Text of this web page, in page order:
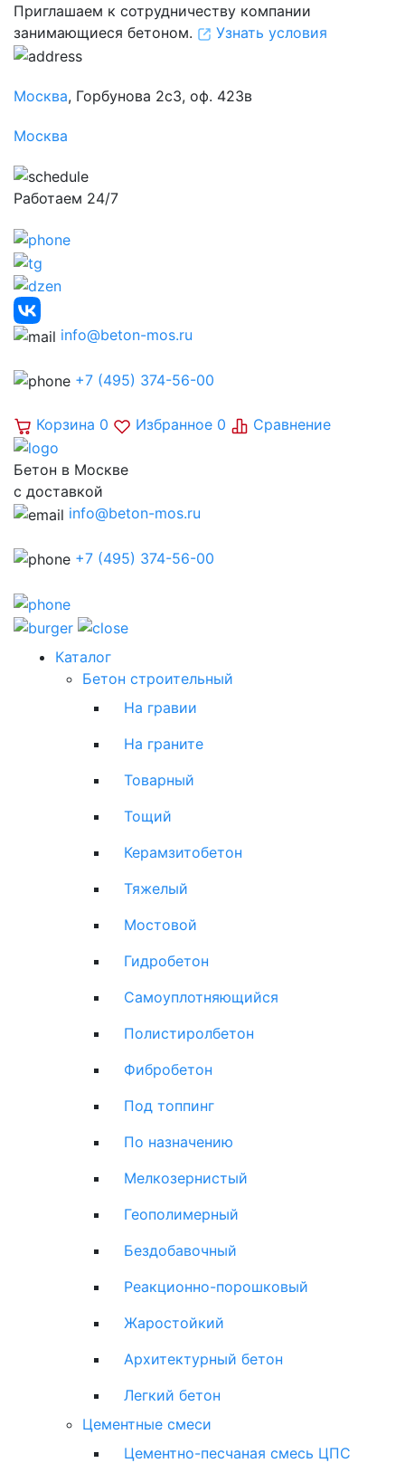
Приглашаем к сотрудничеству компании
занимающиеся бетоном.
Узнать условия
Москва, Горбунова 2с3, оф. 423в
Москва
Работаем 24/7
info@beton-mos.ru
+7 (495) 374-56-00
Корзина 0 Избранное 0 Сравнение
Бетон в Москве
с доставкой
info@beton-mos.ru
+7 (495) 374-56-00
Каталог
Бетон строительный
На гравии
На граните
Товарный
Тощий
Керамзитобетон
Тяжелый
Мостовой
Гидробетон
Самоуплотняющийся
Полистиролбетон
Фибробетон
Под топпинг
По назначению
Мелкозернистый
Геополимерный
Бездобавочный
Реакционно-порошковый
Жаростойкий
Архитектурный бетон
Легкий бетон
Цементные смеси
Цементно-песчаная смесь ЦПС